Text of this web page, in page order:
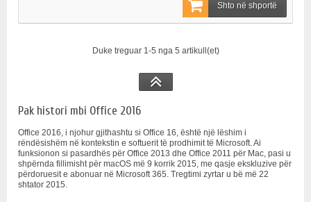
Shto në shportë
Duke treguar 1-5 nga 5 artikull(et)
Pak histori mbi Office 2016
Office 2016, i njohur gjithashtu si Office 16, është një lëshim i
rëndësishëm në kontekstin e softuerit të prodhimit të Microsoft. Ai
funksionon si pasardhës për Office 2013 dhe Office 2011 për Mac, pasi u
shpërnda fillimisht për macOS më 9 korrik 2015, me qasje ekskluzive për
përdoruesit e abonuar në Microsoft 365. Tregtimi zyrtar u bë më 22
shtator 2015.